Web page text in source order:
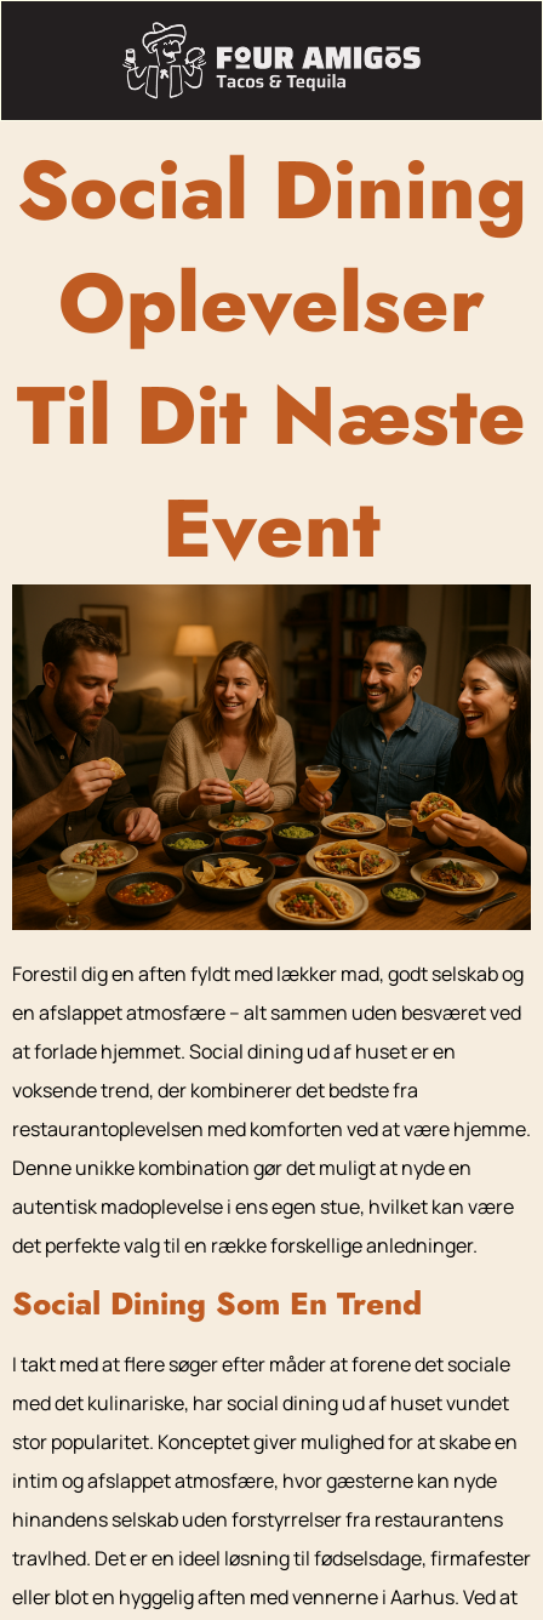
Social Dining
Oplevelser
Til Dit Næste
Event
Forestil dig en aften fyldt med lækker mad, godt selskab og
en afslappet atmosfære – alt sammen uden besværet ved
at forlade hjemmet. Social dining ud af huset er en
voksende trend, der kombinerer det bedste fra
restaurantoplevelsen med komforten ved at være hjemme.
Denne unikke kombination gør det muligt at nyde en
autentisk madoplevelse i ens egen stue, hvilket kan være
det perfekte valg til en række forskellige anledninger.
Social Dining Som En Trend
I takt med at flere søger efter måder at forene det sociale
med det kulinariske, har social dining ud af huset vundet
stor popularitet. Konceptet giver mulighed for at skabe en
intim og afslappet atmosfære, hvor gæsterne kan nyde
hinandens selskab uden forstyrrelser fra restaurantens
travlhed. Det er en ideel løsning til fødselsdage, firmafester
eller blot en hyggelig aften med vennerne i Aarhus. Ved at